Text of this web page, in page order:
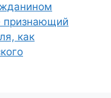
признающий
как